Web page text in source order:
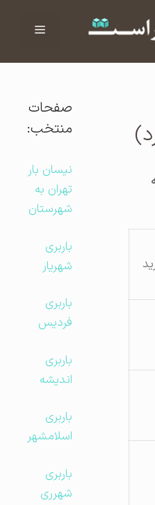
فهرست
صفحات
منتخب:
نیسان بار
تهران به
شهرستان
باربری
شهریار
باربری
فردیس
باربری
اندیشه
باربری
اسلامشهر
باربری
شهرری